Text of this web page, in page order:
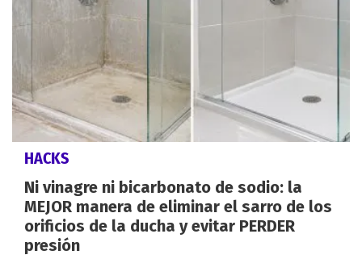
HACKS
Ni vinagre ni bicarbonato de sodio: la
MEJOR manera de eliminar el sarro de los
orificios de la ducha y evitar PERDER
presión